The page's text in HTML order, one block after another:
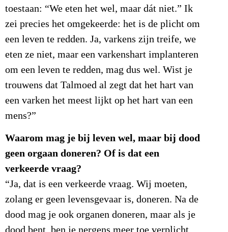
toestaan: “We eten het wel, maar dát niet.” Ik
zei precies het omgekeerde: het is de plicht om
een leven te redden. Ja, varkens zijn treife, we
eten ze niet, maar een varkenshart implanteren
om een leven te redden, mag dus wel. Wist je
trouwens dat Talmoed al zegt dat het hart van
een varken het meest lijkt op het hart van een
mens?”
Waarom mag je bij leven wel, maar bij dood
geen orgaan doneren? Of is dat een
verkeerde vraag?
“Ja, dat is een verkeerde vraag. Wij moeten,
zolang er geen levensgevaar is, doneren. Na de
dood mag je ook organen doneren, maar als je